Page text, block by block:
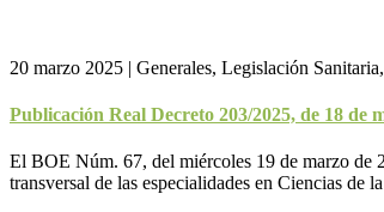
20 marzo 2025 | Generales, Legislación
Publicación Real Decreto 203/2025, de 18 de
El BOE Núm. 67, del miércoles 19 de marzo de
transversal de las especialidades en Ciencias